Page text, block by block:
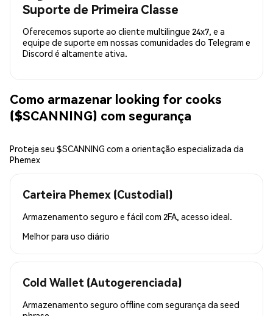
Suporte de Primeira Classe
Oferecemos suporte ao cliente multilingue 24x7, e a
equipe de suporte em nossas comunidades do Telegram e
Discord é altamente ativa.
Como armazenar looking for cooks
($SCANNING) com segurança
Proteja seu $SCANNING com a orientação especializada da
Phemex
Carteira Phemex (Custodial)
Armazenamento seguro e fácil com 2FA, acesso ideal.
Melhor para uso diário
Cold Wallet (Autogerenciada)
Armazenamento seguro offline com segurança da seed